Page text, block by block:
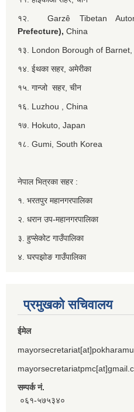
१२. Garzê Tibetan
Prefecture), China
१३. London Borough of Barnet,
१४. ईथका सहर, अमेरीका
१५. गान्जो सहर, चीन
१६. Luzhou , China
१७. Hokuto, Japan
१८. Gumi, South Korea
नेपाल भित्रका सहर :
१. भरतपुर महानगरपालिका
२. धरान उप-महानगरपालिका
३. हुप्सेकोट गाउँपालिका
४. घरपझोङ गाउँपालिका
प्रमुखको सचिवालय
ईमेल
सम्पर्क नं.
०६१-५७५३४०